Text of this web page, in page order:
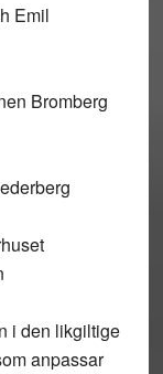
Emil
Bromberg
i den likgiltige
anpassar